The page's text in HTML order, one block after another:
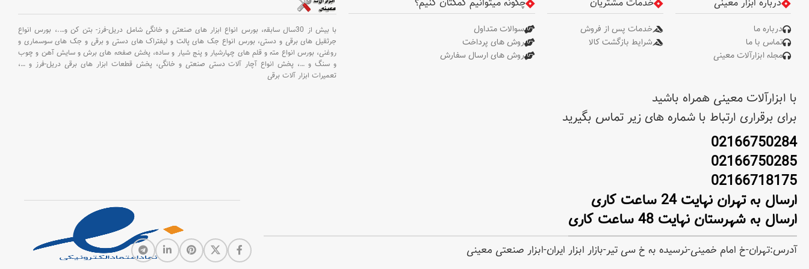
دسته جانبی طراحی شده توسط
رونیکس، میله تنظیم عمق، آچار
سه نظام، ذغال
عدد سنباده انگشتی ، سی عدد
سنگ برشی.، چهل عدد کاغذ
سنباده، چهار عدد نمد، ده عدد
درباره ابزار معینی
درباره ما
تماس با ما
مجله ابزارآلات معینی
خدمات مشتریان
خدمات پس از فروش
شرایط بازگشت کالا
چگونه میتوانیم کمکتان کنیم؟
سوالات متداول
روش های پرداخت
روش های ارسال سفارش
با بیش از 30سال سابقه، بورس انواع ابزار های صنعتی و خانگی شامل دریل-فرز- بتن کن و….، بورس انواع
جرثقیل های برقی و دستی، بورس انواع جک های پالت و لیفتراک های دستی و برقی و جک های سوسماری و
روغنی، بورس انواع مته و قلم های چهارشیار و پنج شیار و ساده، پخش صفحه های برش و سایش آهن و چوب
و سنگ و…، پخش انواع آچار آلات دستی صنعتی و خانگی، پخش قطعات ابزار های برقی دریل-فرز و …،
تعمیرات ابزار آلات برقی
با ابزارآلات معینی همراه باشید
برای برقراری ارتباط با شماره های زیر تماس بگیرید
02166750284
02166750285
02166718175
ارسال به تهران نهایت 24 ساعت کاری
ارسال به شهرستان نهایت 48 ساعت کاری
آدرس:تهران-خ امام خمینی-نرسیده به خ سی تیر-بازار ابزار ایران-ابزار صنعتی معینی